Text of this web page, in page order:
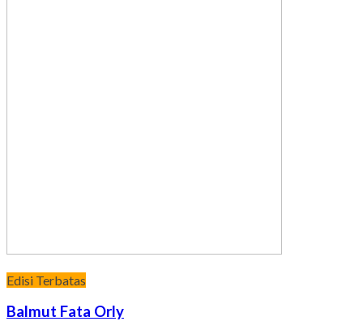
Edisi Terbatas
Balmut Fata Orly